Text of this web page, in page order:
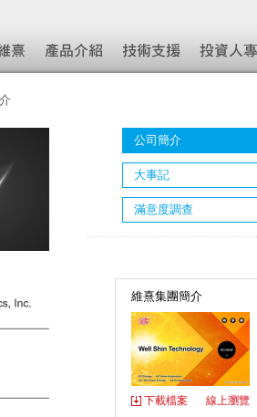
公司簡介
大事記
滿意度調查
維熹集團簡介
下載檔案 線上瀏覽